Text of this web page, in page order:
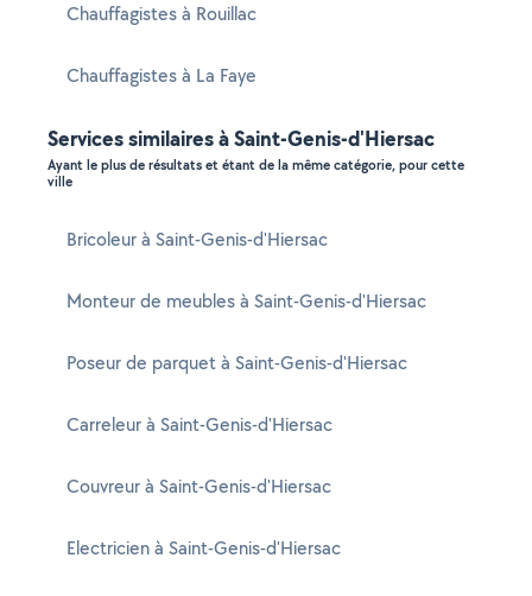
Chauffagistes à Rouillac
Chauffagistes à La Faye
Services similaires à Saint-Genis-d'Hiersac
Ayant le plus de résultats et étant de la même catégorie, pour cette
ville
Bricoleur à Saint-Genis-d'Hiersac
Monteur de meubles à Saint-Genis-d'Hiersac
Poseur de parquet à Saint-Genis-d'Hiersac
Carreleur à Saint-Genis-d'Hiersac
Couvreur à Saint-Genis-d'Hiersac
Electricien à Saint-Genis-d'Hiersac